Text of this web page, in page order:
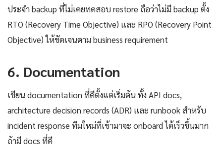
ประจำ backup ที่ไม่เคยทดสอบ restore ถือว่าไม่มี backup ตั้ง
RTO (Recovery Time Objective) และ RPO (Recovery Point
Objective) ให้ชัดเจนตาม business requirement
6. Documentation
เขียน documentation ที่ดีตั้งแต่เริ่มต้น ทั้ง API docs,
architecture decision records (ADR) และ runbook สำหรับ
incident response ทีมใหม่ที่เข้ามาจะ onboard ได้เร็วขึ้นมาก
ถ้ามี docs ที่ดี